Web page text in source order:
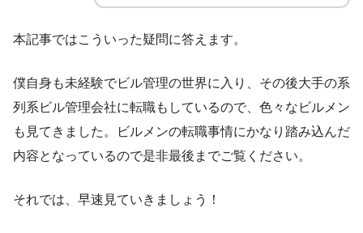
本記事ではこういった疑問に答えます。
僕自身も未経験でビル管理の世界に入り、その後大手の系
列系ビル管理会社に転職もしているので、色々なビルメン
も見てきました。ビルメンの転職事情にかなり踏み込んだ
内容となっているので是非最後までご覧ください。
それでは、早速見ていきましょう！